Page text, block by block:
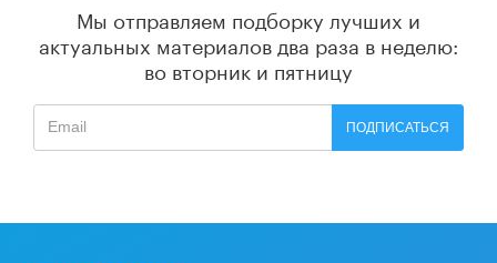
Мы отправляем подборку лучших и
актуальных материалов два раза в неделю:
во вторник и пятницу
ПОДПИСАТЬСЯ